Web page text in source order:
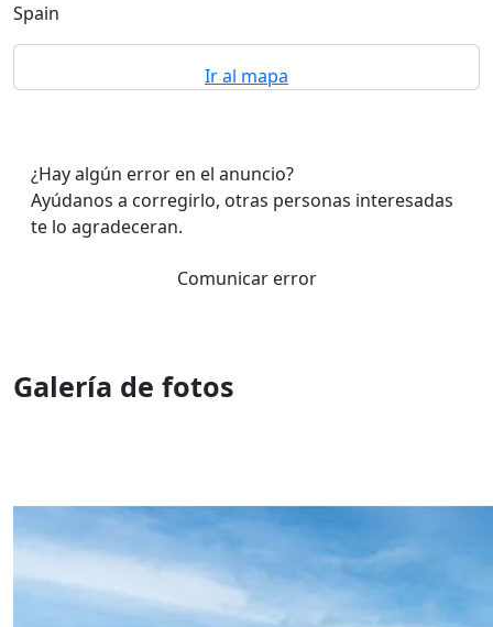
Spain
Ir al mapa
¿Hay algún error en el anuncio?
Ayúdanos a corregirlo, otras personas interesadas
te lo agradeceran.
Comunicar error
Galería de fotos